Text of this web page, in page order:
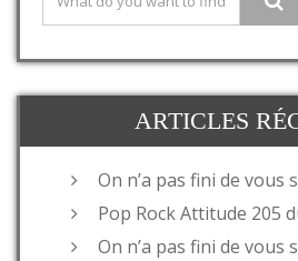
ARTICLES
On n’a pas fini de vous
Pop Rock Attitude 205
On n’a pas fini de vous